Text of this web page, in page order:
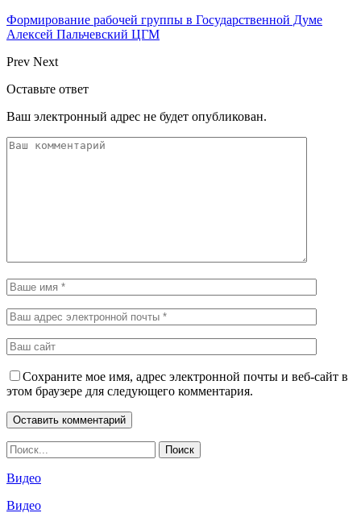
Формирование рабочей группы в Государственной Думе
Алексей Пальчевский ЦГМ
Prev Next
Оставьте ответ
Ваш электронный адрес не будет опубликован.
Сохраните мое имя, адрес электронной почты и веб-сайт в
этом браузере для следующего комментария.
Видео
Видео